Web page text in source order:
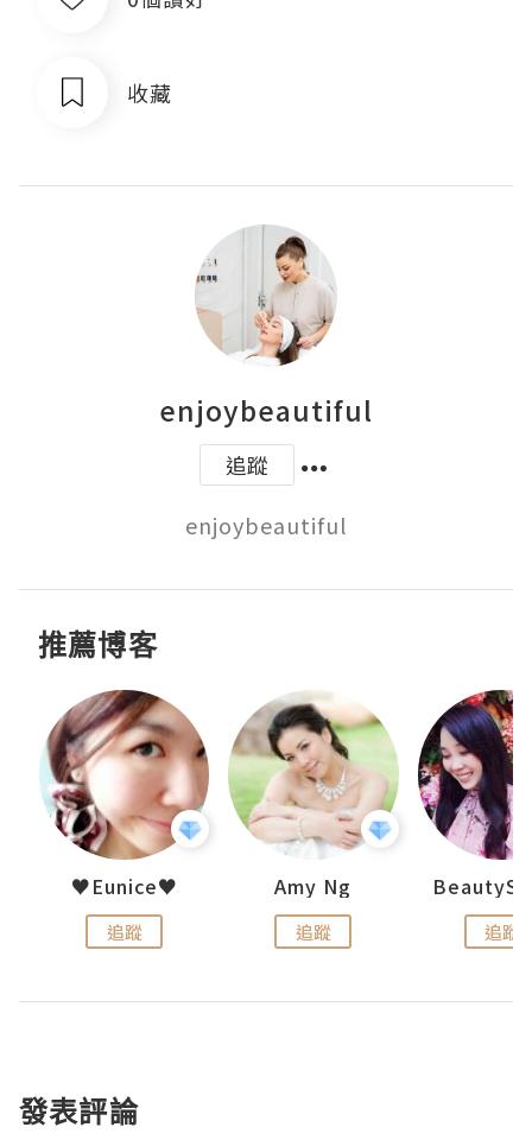
收藏
enjoybeautiful
追蹤
enjoybeautiful
推薦博客
♥Eunice♥
追蹤
Amy Ng
追蹤 追蹤
發表評論